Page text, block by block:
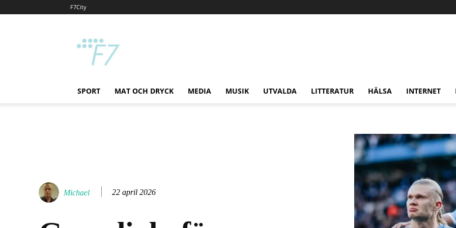
F7City
SPORT MAT OCH DRYCK MEDIA MUSIK UTVALDA LITTERATUR HÄLSA INTERNET
Michael 22 april 2026